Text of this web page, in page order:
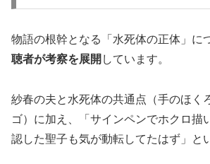
物語の根幹となる「水死体の正体」に
聴者が考察を展開 しています。
紗春の夫と水死体の共通点（手のほく
ゴ）に加え、「サインペンでホクロ描
認した聖子も気が動転してたはず」と